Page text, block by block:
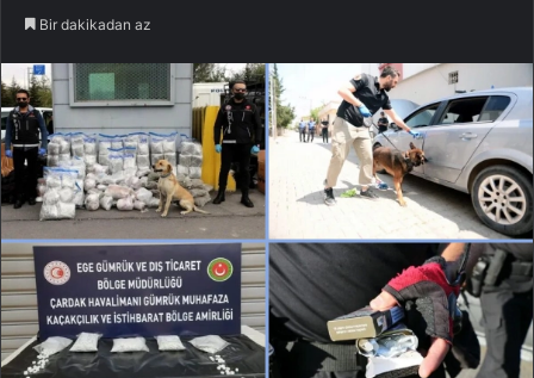
Bir dakikadan az